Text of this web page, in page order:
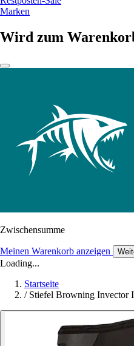
Marken
Wird zum
Zwischensumme
Meinen Warenkorb anzeigen
Loading...
Startseite
/ Stiefel Browning Invector